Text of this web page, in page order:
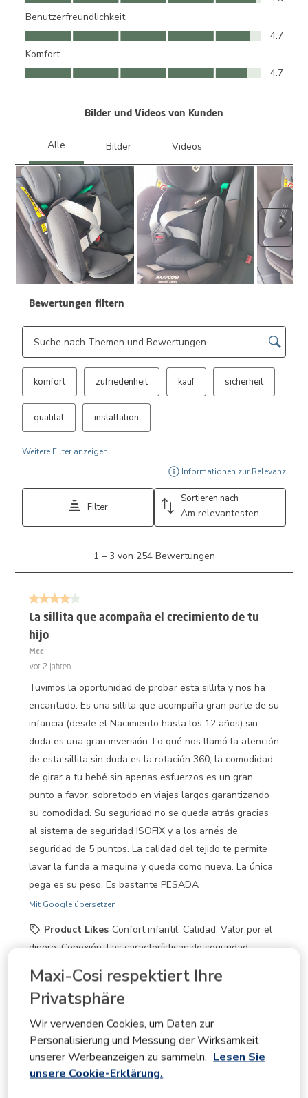
Maxi-Cosi respektiert Ihre
Privatsphäre
Wir verwenden Cookies, um Daten zur
Personalisierung und Messung der Wirksamkeit
unserer Werbeanzeigen zu sammeln. Lesen Sie
unsere Cookie-Erklärung.
Benutzerfreundlichkeit
Benutzerfreundlichkeit, 4.7 von 5
4.7
Komfort
Komfort, 4.7 von 5
4.7
Bilder und Videos von Kunden
Bewertungen filtern
Themen und Bewertungen durchsuchen Suche nach Region
komfort zufriedenheit kauf sicherheit
qualität installation
Weitere Filter anzeigen
Informationen zur Relevanz
Filter
Sortieren nach
Am relevantesten
3
254
Bewertungen.
1 – 3 von 254 Bewertungen
4 von 5 Sternen.
La sillita que acompaña el crecimiento de tu
hijo
Mcc
vor 2 Jahren
Tuvimos la oportunidad de probar esta sillita y nos ha
encantado. Es una sillita que acompaña gran parte de su
infancia (desde el Nacimiento hasta los 12 años) sin
duda es una gran inversión. Lo qué nos llamó la atención
de esta sillita sin duda es la rotación 360, la comodidad
de girar a tu bebé sin apenas esfuerzos es un gran
punto a favor, sobretodo en viajes largos garantizando
su comodidad. Su seguridad no se queda atrás gracias
al sistema de seguridad ISOFIX y a los arnés de
seguridad de 5 puntos. La calidad del tejido te permite
lavar la funda a maquina y queda como nueva. La única
pega es su peso. Es bastante PESADA
Mit Google übersetzen
Product Likes Confort infantil, Calidad, Valor por el
dinero, Conexión, Las características de seguridad,
Ja, Ich empfehle dieses Produkt.